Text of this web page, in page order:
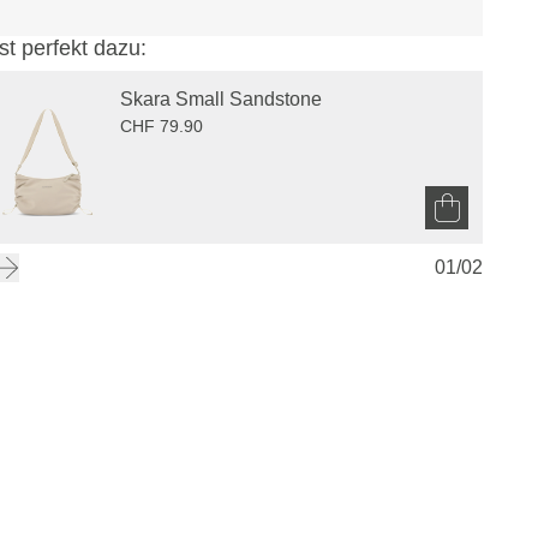
perfekt dazu:
Skara Small Sandstone
CHF 79.90
01/02